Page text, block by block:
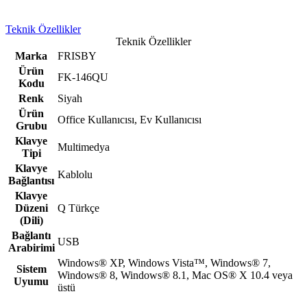
Teknik Özellikler
Teknik Özellikler
Marka
FRISBY
Ürün
Kodu
FK-146QU
Renk
Siyah
Ürün
Grubu
Office Kullanıcısı, Ev Kullanıcısı
Klavye
Tipi
Multimedya
Klavye
Bağlantısı
Kablolu
Klavye
Düzeni
(Dili)
Q Türkçe
Bağlantı
Arabirimi
USB
Sistem
Uyumu
Windows® XP, Windows Vista™, Windows® 7,
Windows® 8, Windows® 8.1, Mac OS® X 10.4 veya
üstü